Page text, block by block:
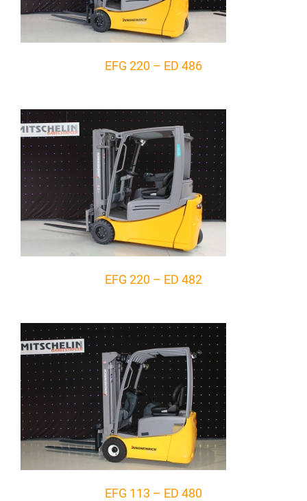
EFG 220 – ED 486
EFG 220 – ED 482
EFG 113 – ED 480